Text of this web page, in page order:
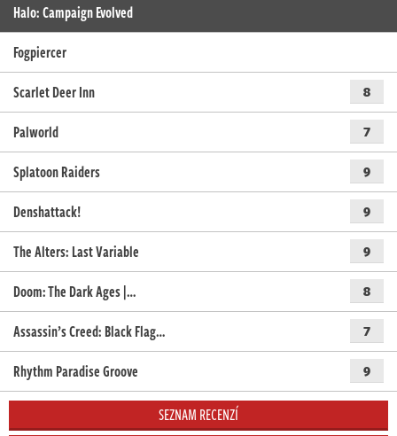
Halo: Campaign Evolved
Fogpiercer
Scarlet Deer Inn
8
Palworld 7
Splatoon Raiders 9
Denshattack! 9
The Alters: Last Variable 9
Doom: The Dark Ages |… 8
Assassin’s Creed: Black Flag… 7
Rhythm Paradise Groove 9
SEZNAM RECENZÍ